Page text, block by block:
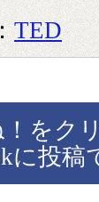
TED
！をク
に投稿